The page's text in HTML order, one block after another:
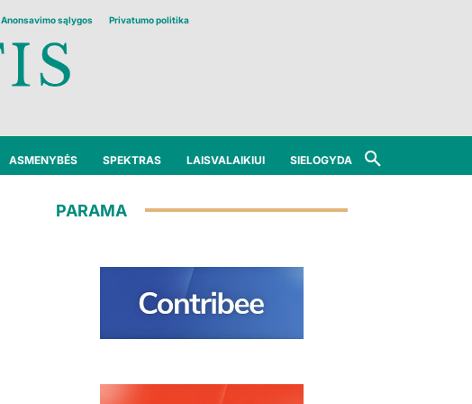
Anonsavimo sąlygos Privatumo politika
ASMENYBĖS SPEKTRAS LAISVALAIKIUI SIELOGYDA
PARAMA